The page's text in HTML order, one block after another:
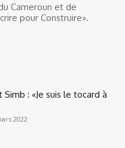
Cameroun et de
pour Construire».
Simb : «Je suis le tocard à
2022